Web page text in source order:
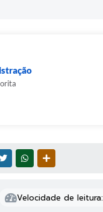
TWITTERWHATSAPP
Velocidade de leitura: